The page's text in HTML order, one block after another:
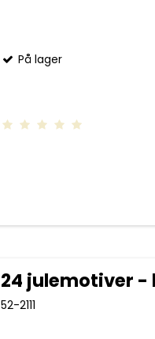
På lager
24 julemotiver
52-2111